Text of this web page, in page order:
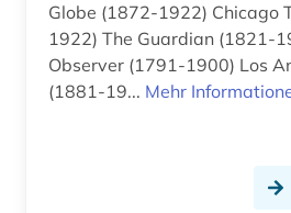
Globe (1872-1922) Chicago
1922) The Guardian (1821-
Observer (1791-1900) Los
(1881-19... Mehr